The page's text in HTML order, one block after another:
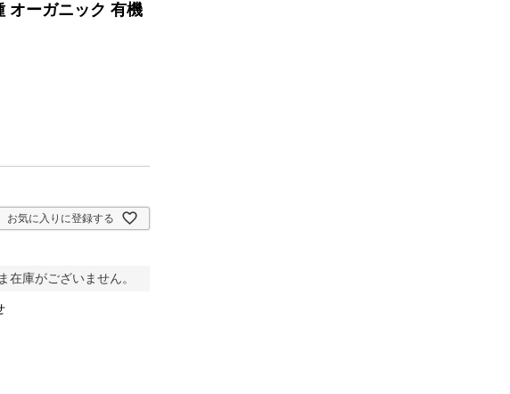
オーガニック 有機
お気に入りに登録する
在庫がございません。